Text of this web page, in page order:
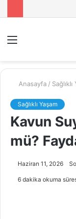
Anasayfa /
Sağlıklı Yaşam
Kavun
mü?
Haziran 11, 2026
6 dakika okuma